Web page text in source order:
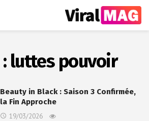
luttes pouvoir
Beauty in Black : Saison 3 Confirmée,
la Fin Approche
19/03/2026